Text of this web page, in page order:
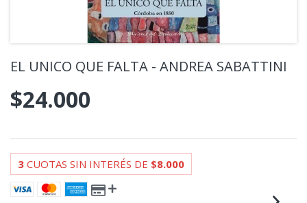
EL UNICO QUE FALTA - ANDREA SABATTINI
$24.000
3 CUOTAS SIN INTERÉS DE $8.000